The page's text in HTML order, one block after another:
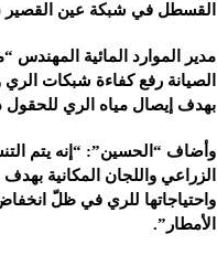
القسطل في شبكة عين القصير
مدير الموارد المائية
الصيانة رفع كفاءة شبكات
بهدف إيصال مياه الري للحقول
وأضاف “الحسين”: “إنه يتم
الزراعي واللجان المكانية
واحتياجاتها للري في ظلّ
الأمطار”.